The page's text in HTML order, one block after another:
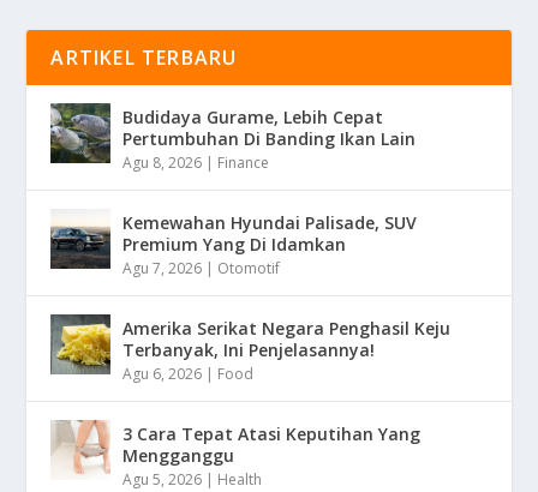
ARTIKEL TERBARU
Budidaya Gurame, Lebih Cepat
Pertumbuhan Di Banding Ikan Lain
Agu 8, 2026 | Finance
Kemewahan Hyundai Palisade, SUV
Premium Yang Di Idamkan
Agu 7, 2026 | Otomotif
Amerika Serikat Negara Penghasil Keju
Terbanyak, Ini Penjelasannya!
Agu 6, 2026 | Food
3 Cara Tepat Atasi Keputihan Yang
Mengganggu
Agu 5, 2026 | Health